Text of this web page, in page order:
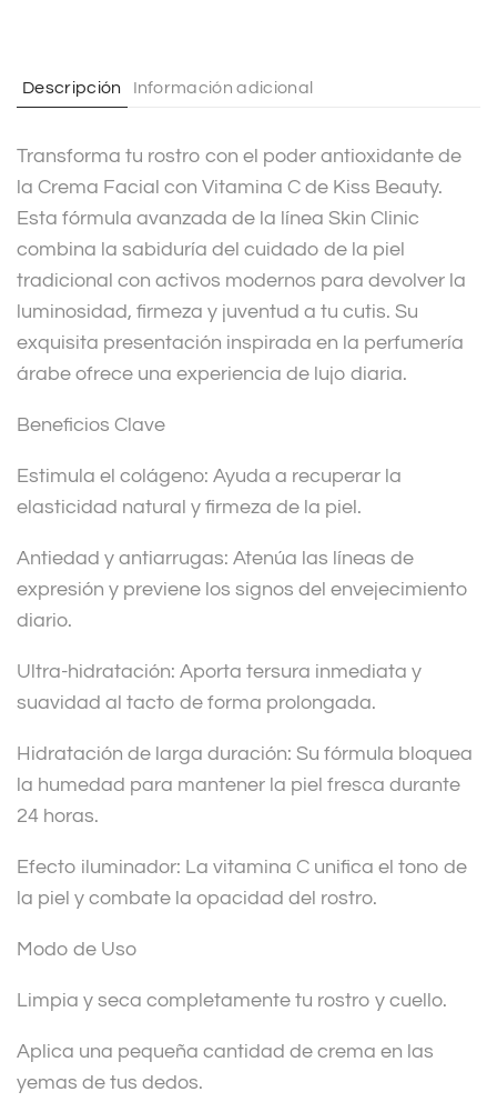
i
e
:
Descripción Información adicional
Transforma tu rostro con el poder antioxidante de
la Crema Facial con Vitamina C de Kiss Beauty.
Esta fórmula avanzada de la línea Skin Clinic
combina la sabiduría del cuidado de la piel
tradicional con activos modernos para devolver la
luminosidad, firmeza y juventud a tu cutis. Su
exquisita presentación inspirada en la perfumería
árabe ofrece una experiencia de lujo diaria.
Beneficios Clave
Estimula el colágeno: Ayuda a recuperar la
elasticidad natural y firmeza de la piel.
Antiedad y antiarrugas: Atenúa las líneas de
expresión y previene los signos del envejecimiento
diario.
Ultra-hidratación: Aporta tersura inmediata y
suavidad al tacto de forma prolongada.
Hidratación de larga duración: Su fórmula bloquea
la humedad para mantener la piel fresca durante
24 horas.
Efecto iluminador: La vitamina C unifica el tono de
la piel y combate la opacidad del rostro.
Modo de Uso
Limpia y seca completamente tu rostro y cuello.
Aplica una pequeña cantidad de crema en las
yemas de tus dedos.